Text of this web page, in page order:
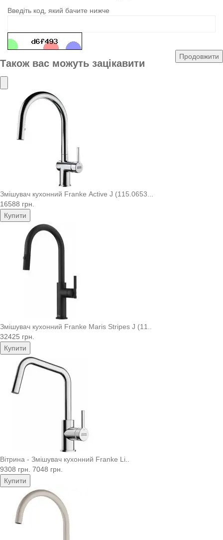
Введіть код, який бачите нижче
Продовжити
Також вас можуть зацікавити
Змішувач кухонний Franke Active J (115.0653...
16588 грн.
Купити
Змішувач кухонний Franke Maris Stripes J (11..
32425 грн.
Купити
Вітрина - Змішувач кухонний Franke Li..
9308 грн. 7048 грн.
Купити